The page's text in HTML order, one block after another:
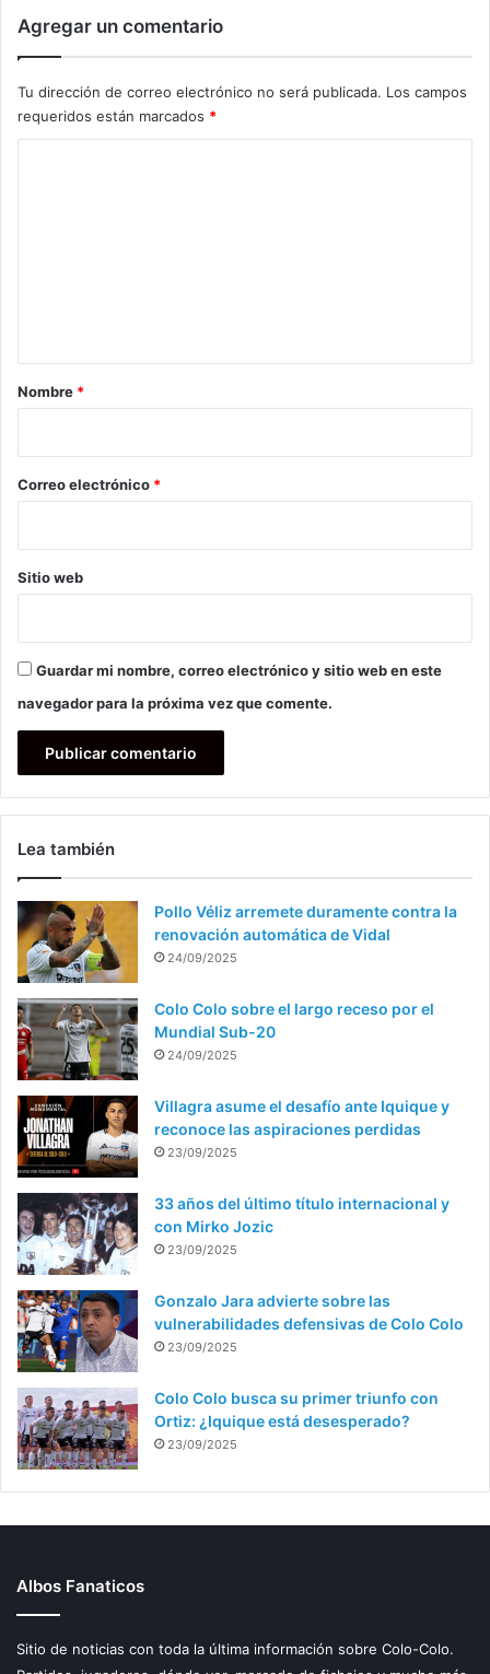
Agregar un comentario
Tu dirección de correo electrónico no será publicada. Los campos
requeridos están marcados *
r
*
Nombre *
Correo electrónico *
Sitio web
Guardar mi nombre, correo electrónico y sitio web en este
navegador para la próxima vez que comente.
Lea también
Pollo Véliz arremete duramente contra la
renovación automática de Vidal
24/09/2025
Colo Colo sobre el largo receso por el
Mundial Sub-20
24/09/2025
Villagra asume el desafío ante Iquique y
reconoce las aspiraciones perdidas
23/09/2025
33 años del último título internacional y
con Mirko Jozic
23/09/2025
Gonzalo Jara advierte sobre las
vulnerabilidades defensivas de Colo Colo
23/09/2025
Colo Colo busca su primer triunfo con
Ortiz: ¿Iquique está desesperado?
23/09/2025
Albos Fanaticos
Sitio de noticias con toda la última información sobre Colo-Colo.